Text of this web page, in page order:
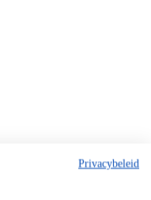
Privacybeleid